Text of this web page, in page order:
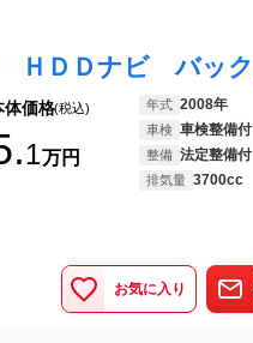
体価格(税込)
1万円
年式 2008年
車検 車検整備付
整備 法定整備付
排気量 3700cc
お気に入り